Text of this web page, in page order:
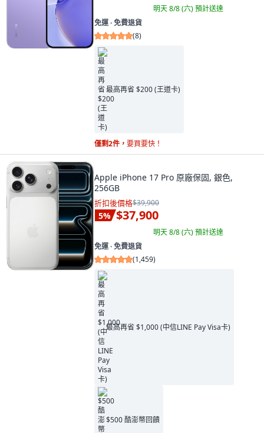
明天 8/8 (六)預計送達
免運 ∙ 免費退貨
(8)
最高再省 $200 (王道卡)
僅剩2件， 要買要快！
Apple iPhone 17 Pro 原廠保固, 銀色,
256GB
折扣後價格$39,900
5% $37,900
明天 8/8 (六)預計送達
免運 ∙ 免費退貨
(1,459)
最高再省 $1,000 (中信LINE Pay Visa卡)
$500 酷澎幣回饋